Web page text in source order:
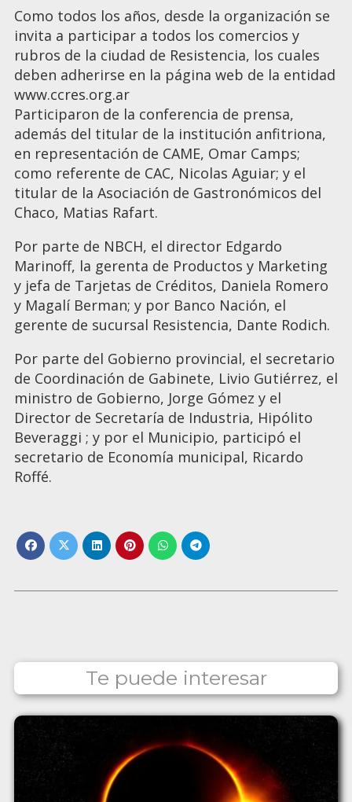
Como todos los años, desde la organización se
invita a participar a todos los comercios y
rubros de la ciudad de Resistencia, los cuales
deben adherirse en la página web de la entidad
www.ccres.org.ar
Participaron de la conferencia de prensa,
además del titular de la institución anfitriona,
en representación de CAME, Omar Camps;
como referente de CAC, Nicolas Aguiar; y el
titular de la Asociación de Gastronómicos del
Chaco, Matias Rafart.
Por parte de NBCH, el director Edgardo
Marinoff, la gerenta de Productos y Marketing
y jefa de Tarjetas de Créditos, Daniela Romero
y Magalí Berman; y por Banco Nación, el
gerente de sucursal Resistencia, Dante Rodich.
Por parte del Gobierno provincial, el secretario
de Coordinación de Gabinete, Livio Gutiérrez, el
ministro de Gobierno, Jorge Gómez y el
Director de Secretaría de Industria, Hipólito
Beveraggi ; y por el Municipio, participó el
secretario de Economía municipal, Ricardo
Roffé.
Te puede interesar